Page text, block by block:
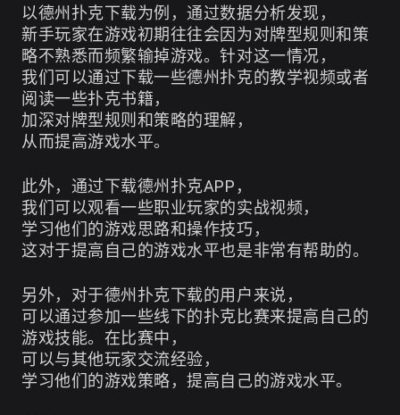
以德州扑克下载为例，通过数据分析发现，
新手玩家在游戏初期往往会因为对牌型规则和策
略不熟悉而频繁输掉游戏。针对这一情况，
我们可以通过下载一些德州扑克的教学视频或者
阅读一些扑克书籍，
加深对牌型规则和策略的理解，
从而提高游戏水平。
此外，通过下载德州扑克APP，
我们可以观看一些职业玩家的实战视频，
学习他们的游戏思路和操作技巧，
这对于提高自己的游戏水平也是非常有帮助的。
另外，对于德州扑克下载的用户来说，
可以通过参加一些线下的扑克比赛来提高自己的
游戏技能。在比赛中，
可以与其他玩家交流经验，
学习他们的游戏策略，提高自己的游戏水平。